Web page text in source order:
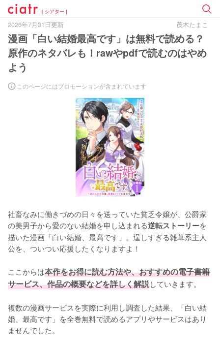
[ シアター ]
2026年7月31日更新 茂木たまこ
漫画「白い結婚最高です」は無料で読める？
原作のネタバレも！rawやpdfで読むのはやめ
よう
このページにはプロモーションが含まれています
社畜なみに働きづめの日々を送っていた貧乏令嬢が、公爵家
の美男子から愛のない結婚を申し込まれる逆転ストーリーを
描いた漫画「白い結婚、最高です」。逞しすぎる雑草系主人
公を、ついつい応援したくなりますよ！
ここからは本作をお得に読む方法や、おすすめの電子書籍
サービス、作品の概要などを詳しく解説していきます。
複数の漫画サービスを実際に利用し調査した結果、「白い結
婚、最高です」を全巻無料で読めるアプリやサービスはあり
ませんでした。